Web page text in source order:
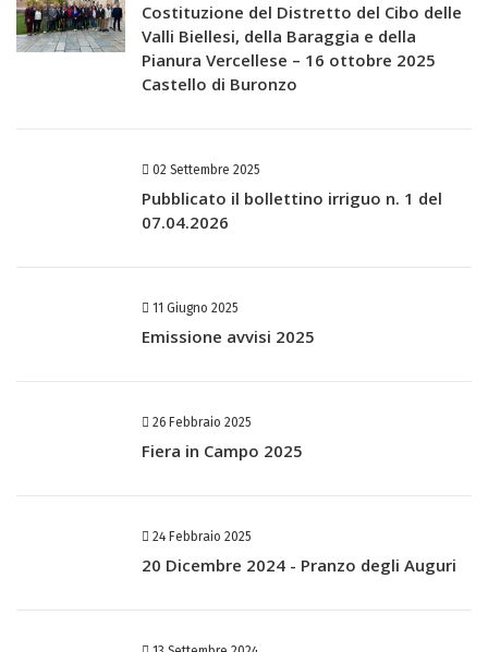
Costituzione del Distretto del Cibo delle
Valli Biellesi, della Baraggia e della
Pianura Vercellese – 16 ottobre 2025
Castello di Buronzo
02 Settembre 2025
Pubblicato il bollettino irriguo n. 1 del
07.04.2026
11 Giugno 2025
Emissione avvisi 2025
26 Febbraio 2025
Fiera in Campo 2025
24 Febbraio 2025
20 Dicembre 2024 - Pranzo degli Auguri